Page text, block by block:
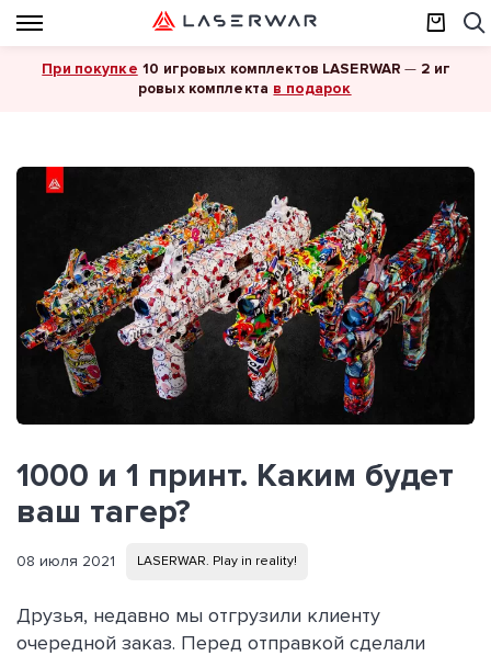
При покупке 10 игровых комплектов LASERWAR — 2 иг
ровых комплекта в подарок
1000 и 1 принт. Каким будет
ваш тагер?
08 июля 2021 LASERWAR. Play in reality!
Друзья, недавно мы отгрузили клиенту
очередной заказ. Перед отправкой сделали